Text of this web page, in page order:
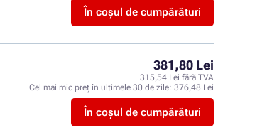
În coșul de cumpărături
381,80 Lei
315,54 Lei fără TVA
Cel mai mic preț în ultimele 30 de zile: 376,48 Lei
În coșul de cumpărături